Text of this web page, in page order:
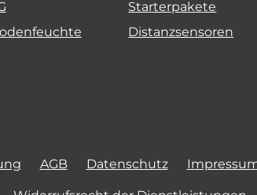
Starterpakete
Distanzsensoren
AGB Datenschutz